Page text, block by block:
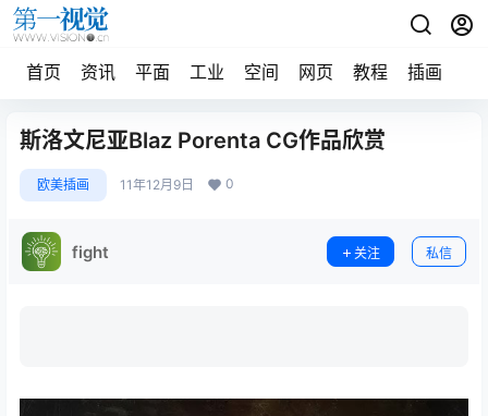
首页 资讯 平面 工业 空间 网页 教程 插画
斯洛文尼亚Blaz Porenta CG作品欣赏
欧美插画 11年12月9日 0
fight 关注 私信